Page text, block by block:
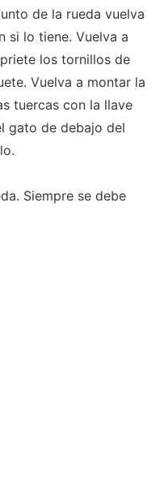
de la rueda vuelva
si lo tiene. Vuelva a
los tornillos de
Vuelva a montar la
tuercas con la llave
gato de debajo del
Siempre se debe